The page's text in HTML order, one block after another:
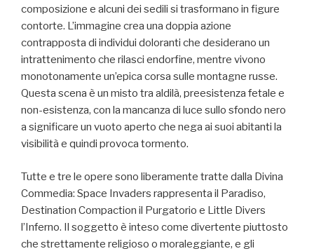
composizione e alcuni dei sedili si trasformano in figure
contorte. L’immagine crea una doppia azione
contrapposta di individui doloranti che desiderano un
intrattenimento che rilasci endorfine, mentre vivono
monotonamente un’epica corsa sulle montagne russe.
Questa scena è un misto tra aldilà, preesistenza fetale e
non-esistenza, con la mancanza di luce sullo sfondo nero
a significare un vuoto aperto che nega ai suoi abitanti la
visibilità e quindi provoca tormento.
Tutte e tre le opere sono liberamente tratte dalla Divina
Commedia: Space Invaders rappresenta il Paradiso,
Destination Compaction il Purgatorio e Little Divers
l’Inferno. Il soggetto è inteso come divertente piuttosto
che strettamente religioso o moraleggiante, e gli